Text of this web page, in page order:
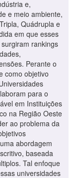
e,
e meio ambiente,
Quádrupla e
em que esses
rankings
Perante o
como objetivo
para o
em Instituições
na Região Oeste
ao problema da
abordagem
baseada
Tal enfoque
universidades